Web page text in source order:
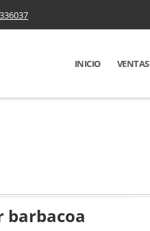
INICIO VENTAS
barbacoa